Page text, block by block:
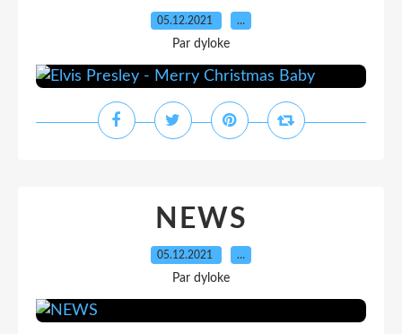
05.12.2021 …
Par dyloke
NEWS
05.12.2021 …
Par dyloke